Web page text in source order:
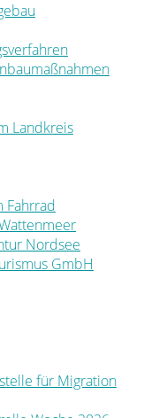
Landkreis
Fahrrad
Nordsee
GmbH
für Migration